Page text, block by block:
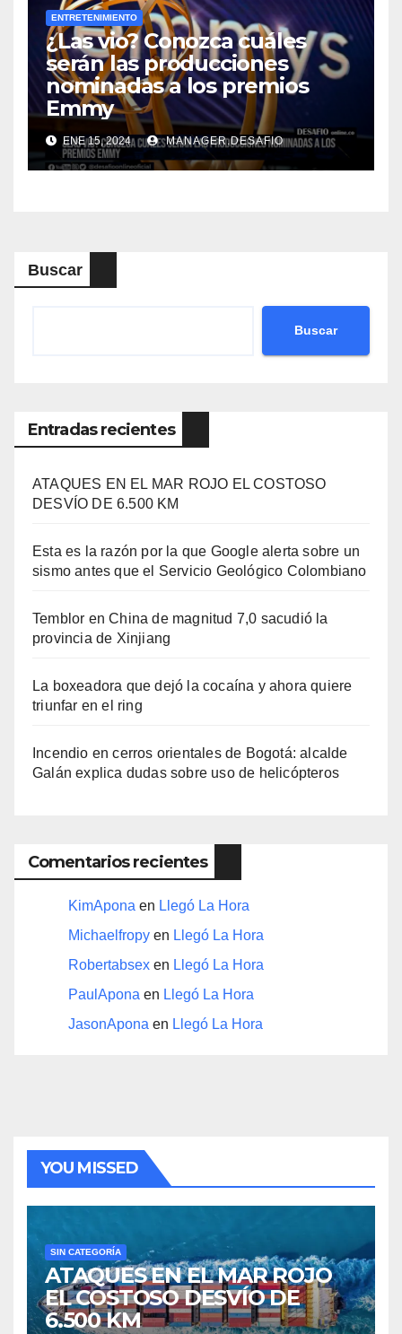
ENTRETENIMIENTO
¿Las vio? Conozca cuáles
serán las producciones
nominadas a los premios
Emmy
ENE 15, 2024 MANAGER.DESAFIO
Buscar
Buscar
Entradas recientes
ATAQUES EN EL MAR ROJO EL COSTOSO
DESVÍO DE 6.500 KM
Esta es la razón por la que Google alerta sobre un
sismo antes que el Servicio Geológico Colombiano
Temblor en China de magnitud 7,0 sacudió la
provincia de Xinjiang
La boxeadora que dejó la cocaína y ahora quiere
triunfar en el ring​
Incendio en cerros orientales de Bogotá: alcalde
Galán explica dudas sobre uso de helicópteros
Comentarios recientes
KimApona en Llegó La Hora
Michaelfropy en Llegó La Hora
Robertabsex en Llegó La Hora
PaulApona en Llegó La Hora
JasonApona en Llegó La Hora
YOU MISSED
SIN CATEGORÍA
ATAQUES EN EL MAR ROJO
EL COSTOSO DESVÍO DE
6.500 KM